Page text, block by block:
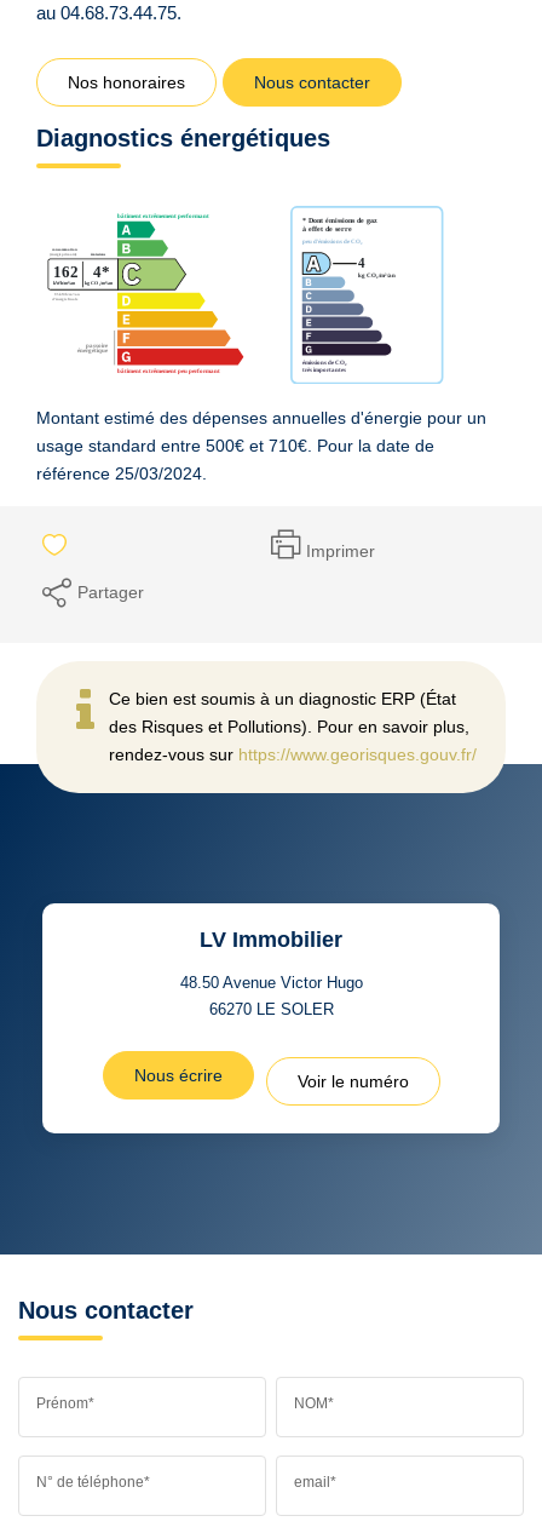
au 04.68.73.44.75.
Nos honoraires Nous contacter
Diagnostics énergétiques
Montant estimé des dépenses annuelles d'énergie pour un
usage standard entre 500€ et 710€. Pour la date de
référence 25/03/2024.
Imprimer
Partager
Ce bien est soumis à un diagnostic ERP (État
des Risques et Pollutions). Pour en savoir plus,
rendez-vous sur https://www.georisques.gouv.fr/
LV Immobilier
48.50 Avenue Victor Hugo
66270 LE SOLER
Nous écrire Voir le numéro
Nous contacter
Prénom* NOM*
N° de téléphone* email*